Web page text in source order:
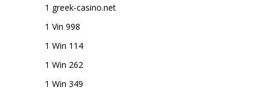
1 greek-casino.net
1 Vin 998
1 Win 114
1 Win 262
1 Win 349